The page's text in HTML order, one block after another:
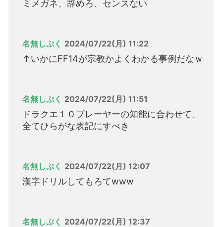
ミメガネ、辞めろ、センスない
名無しぷく 2024/07/22(月) 11:22
↑いかにFF14が宗教かよくわかる事例だなｗ
名無しぷく 2024/07/22(月) 11:51
ドラクエ１０プレーヤーの知能に合わせて、
全てひらがな表記にすべき
名無しぷく 2024/07/22(月) 12:07
漢字ドリルしてもろてwww
名無しぷく 2024/07/22(月) 12:37